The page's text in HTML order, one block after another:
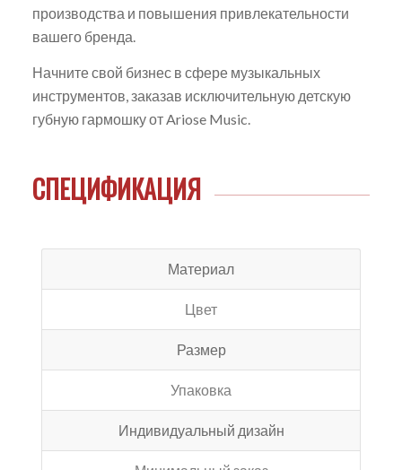
производства и повышения привлекательности
вашего бренда.
Начните свой бизнес в сфере музыкальных
инструментов, заказав исключительную детскую
губную гармошку от Ariose Music.
СПЕЦИФИКАЦИЯ
Материал
Цвет
Размер
Упаковка
Индивидуальный дизайн